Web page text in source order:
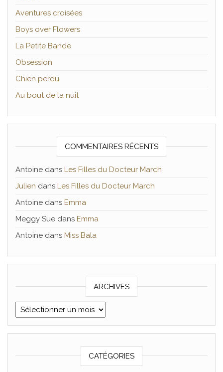
Aventures croisées
Boys over Flowers
La Petite Bande
Obsession
Chien perdu
Au bout de la nuit
COMMENTAIRES RÉCENTS
Antoine dans Les Filles du Docteur March
Julien dans Les Filles du Docteur March
Antoine dans Emma
Meggy Sue dans Emma
Antoine dans Miss Bala
ARCHIVES
Archives
CATÉGORIES